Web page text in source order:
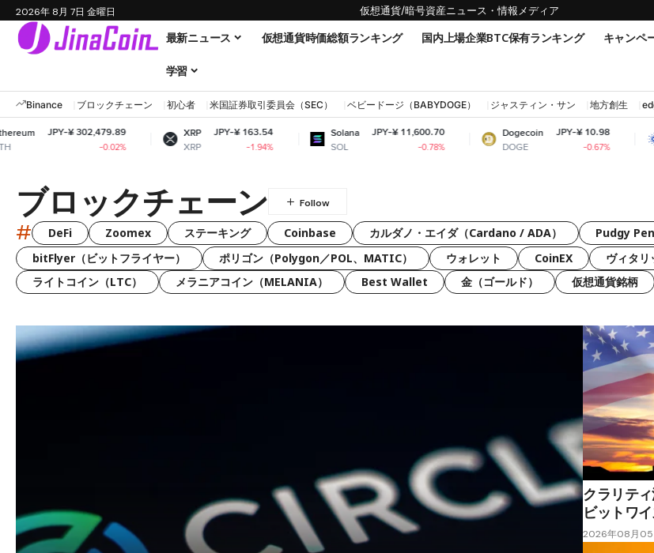
2026年 8月 7日 金曜日 仮想通貨/暗号資産ニュース・情報メディア
最新ニュース 仮想通貨時価総額ランキング 国内上場企業BTC保有ランキング キャンペ
学習
Binance ブロックチェーン 初心者 米国証券取引委員会（SEC） ベビードージ（BABYDOGE） ジャスティン・サン 地方創生
¥ 302,479.89
XRP
XRP
JPY-¥ 163.54
-1.94%
Solana
SOL
JPY-¥ 11,600.70
Dogecoin
DOGE
JPY-¥ 10.98
-0.67%
Cardano
ADA
ブロックチェーン
# DeFi Zoomex ステーキング Coinbase カルダノ・エイダ（Cardano / ADA） Pudgy
bitFlyer（ビットフライヤー）
ポリゴン（Polygon／POL、MATIC） ウォレット CoinEX ヴィタリ
ライトコイン（LTC）
メラニアコイン（MELANIA） Best Wallet 金（ゴールド） 仮想通貨銘柄
クラリテ
ビットワ
2026年08月05